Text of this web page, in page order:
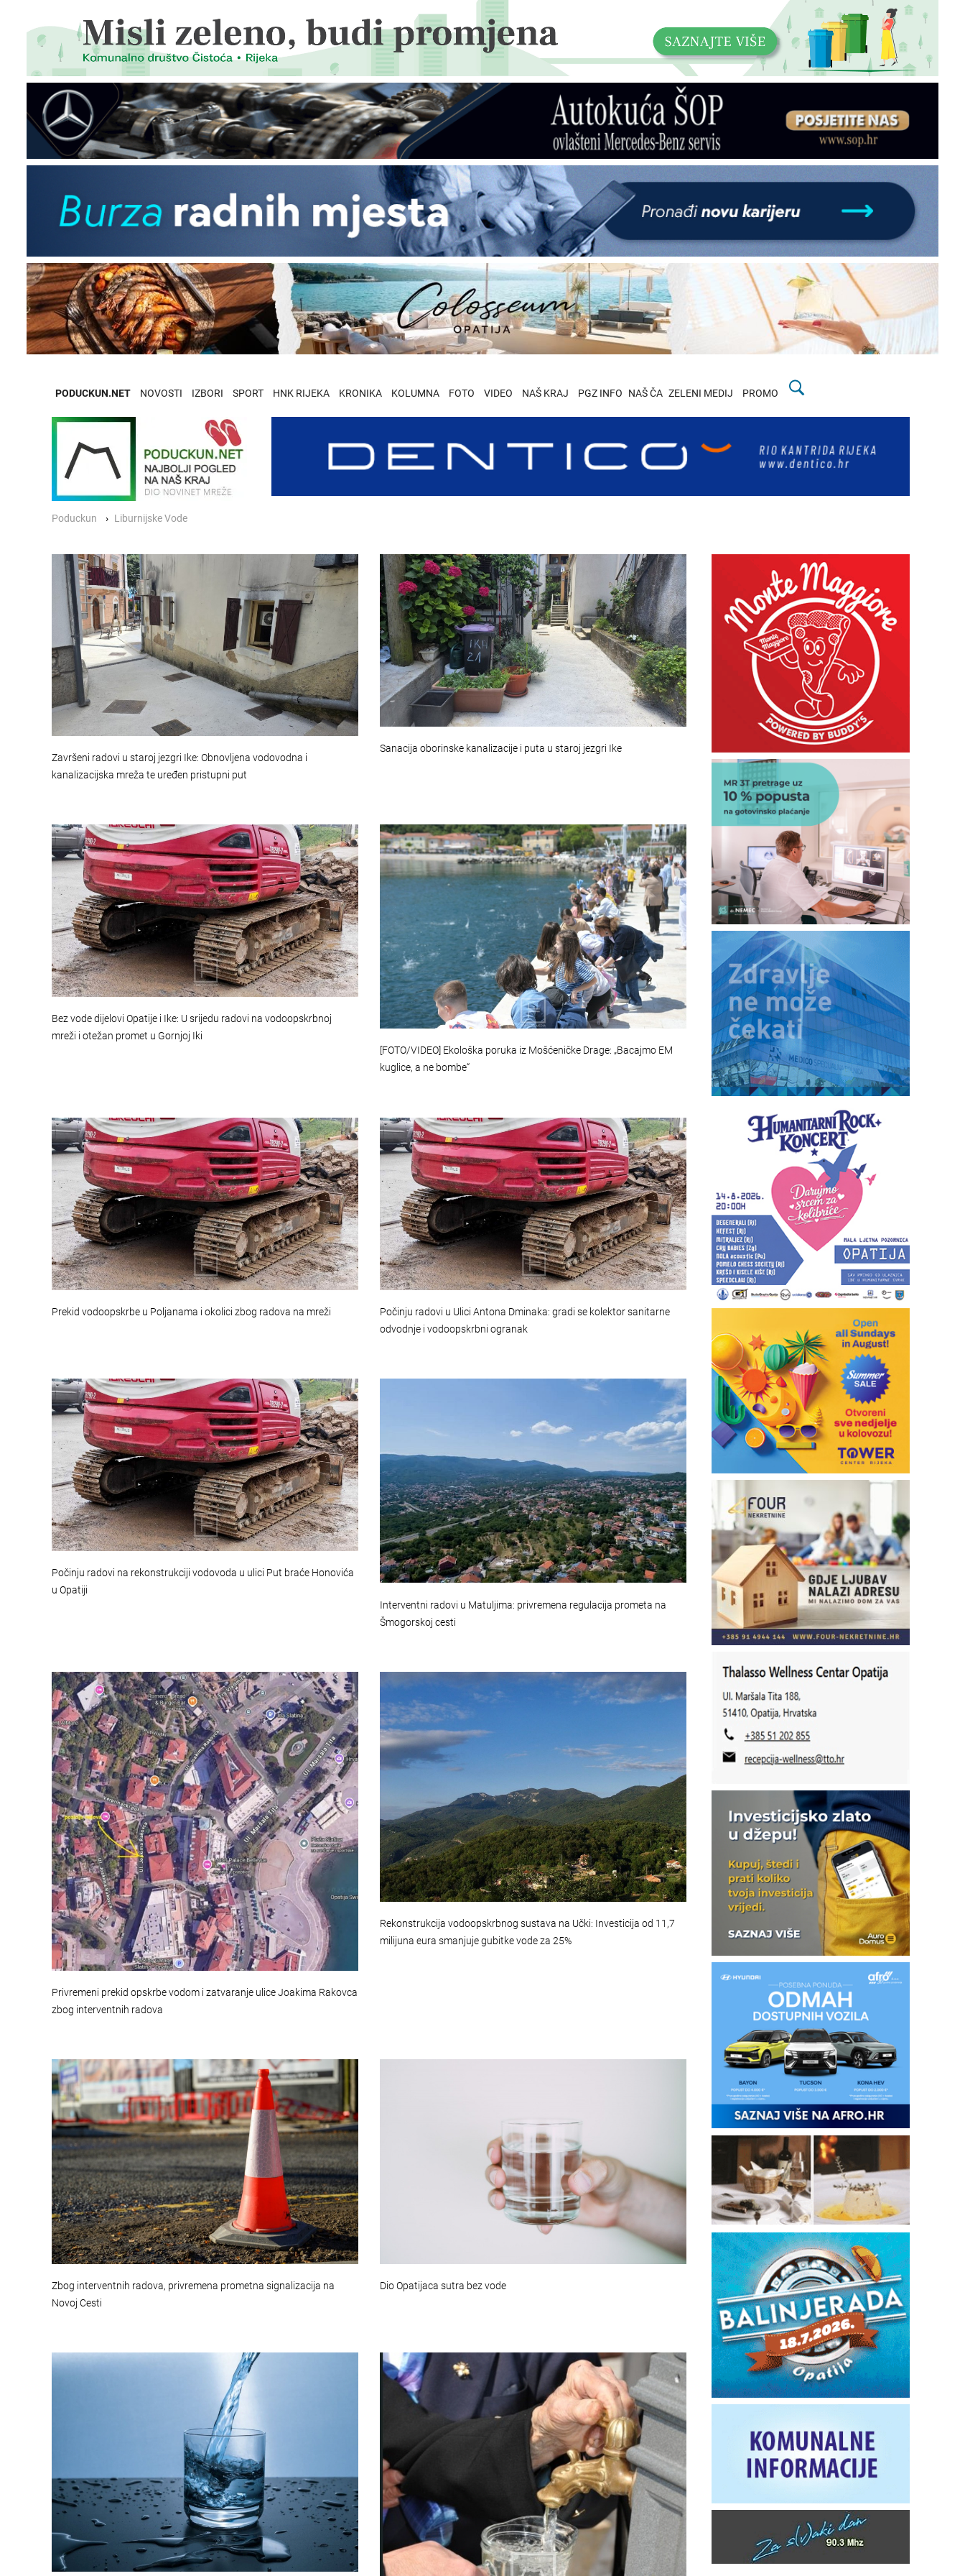
PODUCKUN.NET NOVOSTI IZBORI SPORT HNK RIJEKA KRONIKA KOLUMNA FOTO VIDEO NAŠ KRAJ PGZ INFO NAŠ ČA ZELENI MEDIJ PROMO
Poduckun Liburnijske Vode
Završeni radovi u staroj jezgri Ike: Obnovljena vodovodna i
kanalizacijska mreža te uređen pristupni put
Sanacija oborinske kanalizacije i puta u staroj jezgri Ike
Bez vode dijelovi Opatije i Ike: U srijedu radovi na vodoopskrbnoj
mreži i otežan promet u Gornjoj Iki
[FOTO/VIDEO] Ekološka poruka iz Mošćeničke Drage: „Bacajmo EM
kuglice, a ne bombe“
Prekid vodoopskrbe u Poljanama i okolici zbog radova na mreži
Počinju radovi u Ulici Antona Dminaka: gradi se kolektor sanitarne
odvodnje i vodoopskrbni ogranak
Počinju radovi na rekonstrukciji vodovoda u ulici Put braće Honovića
u Opatiji
Interventni radovi u Matuljima: privremena regulacija prometa na
Šmogorskoj cesti
Privremeni prekid opskrbe vodom i zatvaranje ulice Joakima Rakovca
zbog interventnih radova
Rekonstrukcija vodoopskrbnog sustava na Učki: Investicija od 11,7
milijuna eura smanjuje gubitke vode za 25%
Zbog interventnih radova, privremena prometna signalizacija na
Novoj Cesti
Dio Opatijaca sutra bez vode